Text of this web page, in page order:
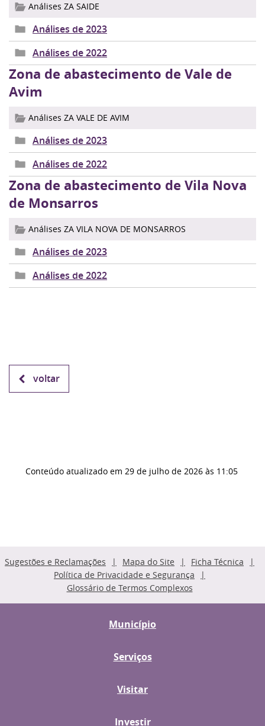
Análises ZA SAIDE
Análises de 2023
Análises de 2022
Zona de abastecimento de Vale de
Avim
Análises ZA VALE DE AVIM
Análises de 2023
Análises de 2022
Zona de abastecimento de Vila Nova
de Monsarros
Análises ZA VILA NOVA DE MONSARROS
Análises de 2023
Análises de 2022
voltar
Conteúdo atualizado em 29 de julho de 2026 às 11:05
Sugestões e Reclamações Mapa do Site
Ficha Técnica
Política de Privacidade e Segurança
Glossário de Termos Complexos
Município
Serviços
Visitar
Investir